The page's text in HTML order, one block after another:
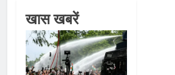
खास खबरें